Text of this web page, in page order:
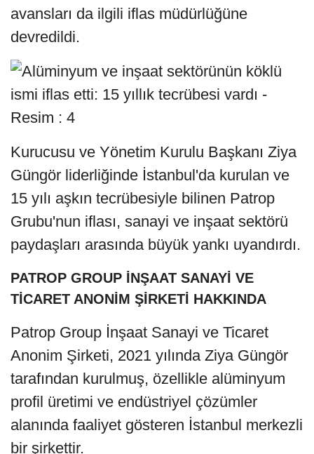
avansları da ilgili iflas müdürlüğüne
devredildi.
Kurucusu ve Yönetim Kurulu Başkanı Ziya
Güngör liderliğinde İstanbul'da kurulan ve
15 yılı aşkın tecrübesiyle bilinen Patrop
Grubu'nun iflası, sanayi ve inşaat sektörü
paydaşları arasında büyük yankı uyandırdı.
PATROP GROUP İNŞAAT SANAYİ VE
TİCARET ANONİM ŞİRKETİ HAKKINDA
Patrop Group İnşaat Sanayi ve Ticaret
Anonim Şirketi, 2021 yılında Ziya Güngör
tarafından kurulmuş, özellikle alüminyum
profil üretimi ve endüstriyel çözümler
alanında faaliyet gösteren İstanbul merkezli
bir şirkettir.